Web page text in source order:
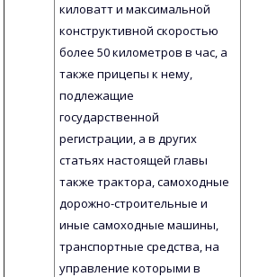
киловатт и максимальной
конструктивной скоростью
более 50 километров в час, а
также прицепы к нему,
подлежащие
государственной
регистрации, а в других
статьях настоящей главы
также трактора, самоходные
дорожно-строительные и
иные самоходные машины,
транспортные средства, на
управление которыми в